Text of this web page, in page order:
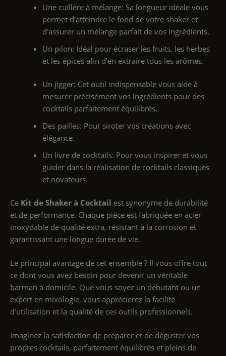
Une cuillère à mélange: Sa longueur idéale vous
permet d’atteindre le fond de votre shaker et
d’assurer un mélange parfait de vos ingrédients.
Un pilon: Idéal pour écraser les fruits, les herbes
et les épices afin d’en extraire tous les arômes.
Un jigger: Cet outil indispensable vous aide à
mesurer précisément vos ingrédients pour des
cocktails parfaitement équilibrés.
Des pailles: Pour siroter vos créations avec
élégance.
Un livre de cocktails: Pour vous inspirer et vous
guider dans la réalisation de cocktails classiques
et novateurs.
Ce Kit de Shaker à Cocktail est synonyme de durabilité
et de performance. Chaque pièce est fabriquée en acier
inoxydable de qualité extra, résistant à la corrosion et
garantissant une longue durée de vie.
Le principal avantage de cet ensemble ? Il vous offre tout
ce dont vous avez besoin pour devenir un véritable
barman à domicile. Que vous soyez un débutant ou un
expert en mixologie, vous apprécierez la facilité
d’utilisation et la qualité de ces outils professionnels.
Imaginez la satisfaction de préparer et de déguster vos
propres cocktails, parfaitement équilibrés et pleins de